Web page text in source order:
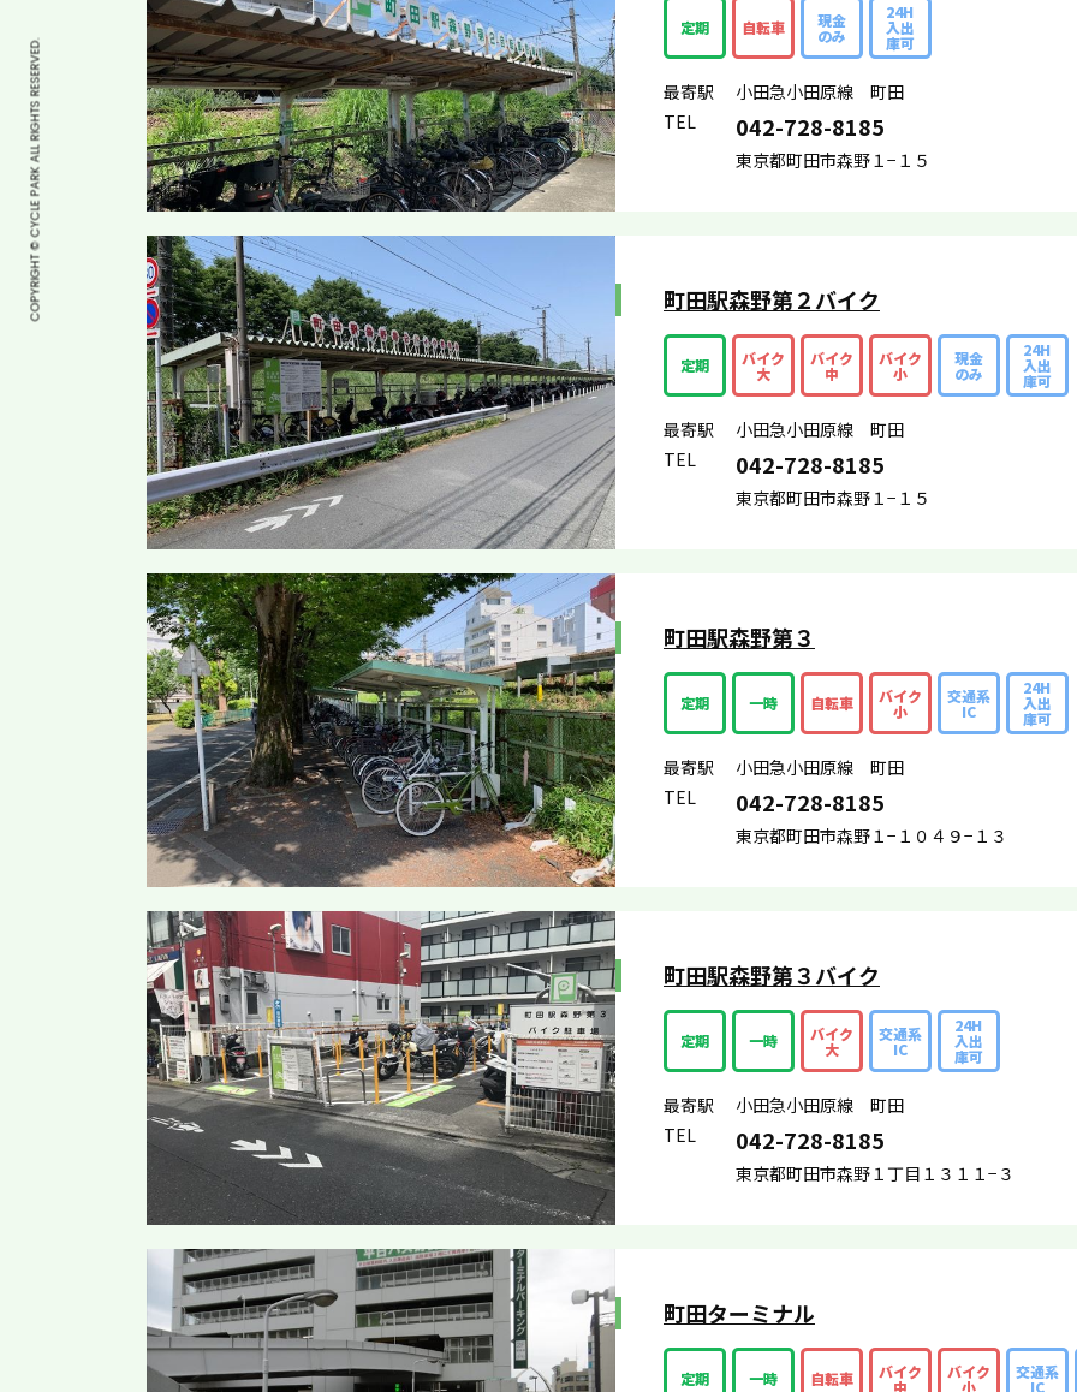
定期 自転車 現金
のみ
24H
入出
庫可
最寄駅
小田急小田原線 町田
TEL
042-728-8185
東京都町田市森野１−１５
町田駅森野第２バイク
定期 バイク
大
バイク
中
バイク
小
現金
のみ
24H
入出
庫可
最寄駅
小田急小田原線 町田
TEL
042-728-8185
東京都町田市森野１−１５
町田駅森野第３
定期 一時 自転車 バイク
小
交通系
IC
24H
入出
庫可
最寄駅
小田急小田原線 町田
TEL
042-728-8185
東京都町田市森野１−１０４９−１３
町田駅森野第３バイク
定期 一時 バイク
大
交通系
IC
24H
入出
庫可
最寄駅
小田急小田原線 町田
TEL
042-728-8185
東京都町田市森野１丁目１３１１−３
町田ターミナル
定期 一時 自転車 バイク
中
バイク
小
交通系
IC
COPYRIGHT © CYCLE PARK ALL RIGHTS RESERVED.